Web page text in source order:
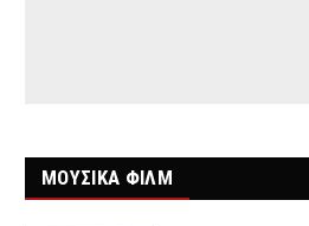
ΜΟΥΣΙΚΑ ΦΙΛΜ